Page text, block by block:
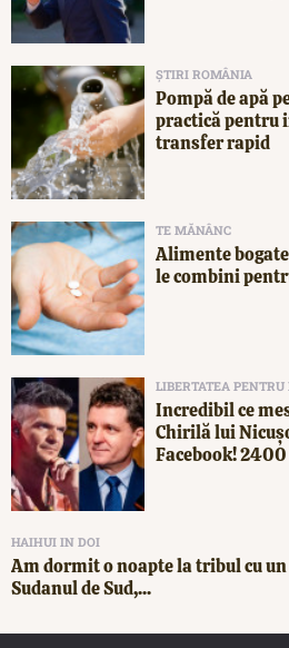
ȘTIRI ROMÂNIA
Pompă de apă
practică pentru
transfer rapid
TE MĂNÂNC
Alimente
le combini
LIBERTATEA
Incredibil ce
Chirilă lui
Facebook! 2400
HAIHUI IN DOI
Am dormit o noapte la tribul cu
Sudanul de Sud,...